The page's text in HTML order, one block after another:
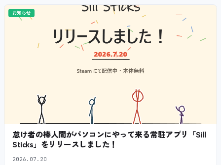
お知らせ
怠け者の棒人間がパソコンにやって来る常駐アプリ「Sill
Sticks」をリリースしました！
2026.07.20